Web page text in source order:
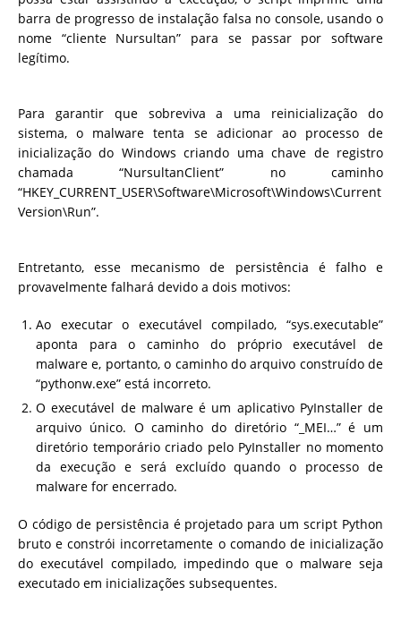
barra de progresso de instalação falsa no console, usando o
nome “cliente Nursultan” para se passar por software
legítimo.
Para garantir que sobreviva a uma reinicialização do
sistema, o malware tenta se adicionar ao processo de
inicialização do Windows criando uma chave de registro
chamada “NursultanClient” no caminho
“HKEY_CURRENT_USER\Software\Microsoft\Windows\Current
Version\Run”.
Entretanto, esse mecanismo de persistência é falho e
provavelmente falhará devido a dois motivos:
Ao executar o executável compilado, “sys.executable”
aponta para o caminho do próprio executável de
malware e, portanto, o caminho do arquivo construído de
“pythonw.exe” está incorreto.
O executável de malware é um aplicativo PyInstaller de
arquivo único. O caminho do diretório “_MEI…” é um
diretório temporário criado pelo PyInstaller no momento
da execução e será excluído quando o processo de
malware for encerrado.
O código de persistência é projetado para um script Python
bruto e constrói incorretamente o comando de inicialização
do executável compilado, impedindo que o malware seja
executado em inicializações subsequentes.